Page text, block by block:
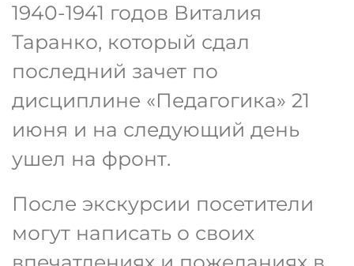
1940-1941 годов Виталия
Таранко, который сдал
последний зачет по
дисциплине «Педагогика» 21
июня и на следующий день
ушел на фронт.
После экскурсии посетители
могут написать о своих